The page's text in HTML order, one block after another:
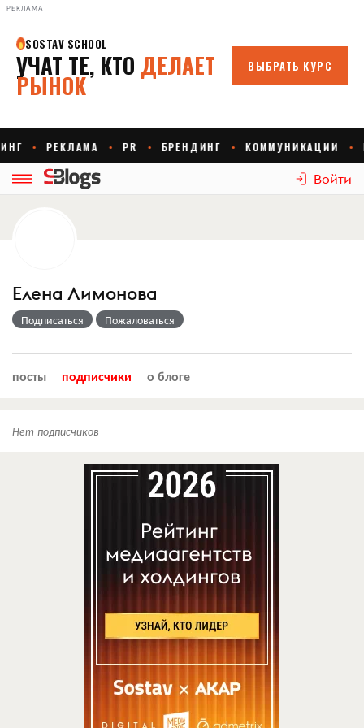
РЕКЛАМА
Войти
Елена Лимонова
Подписаться Пожаловаться
посты подписчики о блоге
Нет подписчиков